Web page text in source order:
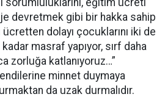
sorumluluklarını, eğitim ücreti
devretmek gibi bir hakka sahip
dolayı çocuklarını iki de
masraf yapıyor, sırf daha
zorluğa katlanıyoruz…”
minnet duymaya
da uzak durmalıdır.